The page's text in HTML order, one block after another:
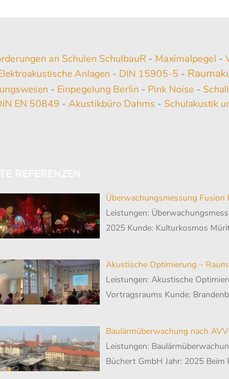
an Schulen SchulbauR - Maximalpegel -
Anlagen - DIN 15905-5 -
- Einpegelung Berlin - Pink Noise -
EN 50849 -Akustikbüro Dahms -Schulakustik
Überwachungsmessung Fusion
Leistungen:
2025 Kunde: Kulturkosmos
Akustische Optimierung –
Leistungen: Akustische
Vortragsraums Kunde:
Baulärmüberwachung nach
Leistungen:
Büchert GmbH Jahr: 2025